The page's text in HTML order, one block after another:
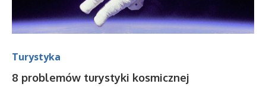
Turystyka
8 problemów turystyki kosmicznej